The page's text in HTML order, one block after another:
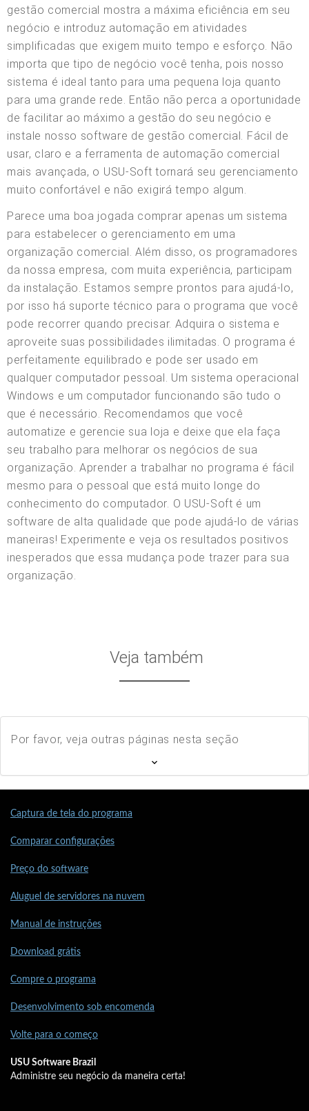
gestão comercial mostra a máxima eficiência em seu
negócio e introduz automação em atividades
simplificadas que exigem muito tempo e esforço. Não
importa que tipo de negócio você tenha, pois nosso
sistema é ideal tanto para uma pequena loja quanto
para uma grande rede. Então não perca a oportunidade
de facilitar ao máximo a gestão do seu negócio e
instale nosso software de gestão comercial. Fácil de
usar, claro e a ferramenta de automação comercial
mais avançada, o USU-Soft tornará seu gerenciamento
muito confortável e não exigirá tempo algum.
Parece uma boa jogada comprar apenas um sistema
para estabelecer o gerenciamento em uma
organização comercial. Além disso, os programadores
da nossa empresa, com muita experiência, participam
da instalação. Estamos sempre prontos para ajudá-lo,
por isso há suporte técnico para o programa que você
pode recorrer quando precisar. Adquira o sistema e
aproveite suas possibilidades ilimitadas. O programa é
perfeitamente equilibrado e pode ser usado em
qualquer computador pessoal. Um sistema operacional
Windows e um computador funcionando são tudo o
que é necessário. Recomendamos que você
automatize e gerencie sua loja e deixe que ela faça
seu trabalho para melhorar os negócios de sua
organização. Aprender a trabalhar no programa é fácil
mesmo para o pessoal que está muito longe do
conhecimento do computador. O USU-Soft é um
software de alta qualidade que pode ajudá-lo de várias
maneiras! Experimente e veja os resultados positivos
inesperados que essa mudança pode trazer para sua
organização.
Veja também
Por favor, veja outras páginas nesta seção
Captura de tela do programa
Comparar configurações
Preço do software
Aluguel de servidores na nuvem
Manual de instruções
Download grátis
Compre o programa
Desenvolvimento sob encomenda
Volte para o começo
USU Software Brazil
Administre seu negócio da maneira certa!